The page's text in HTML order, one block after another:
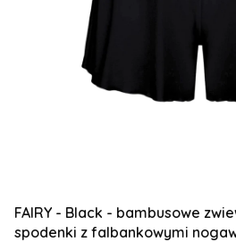
FAIRY - Black - bambusowe
spodenki z falbankowymi